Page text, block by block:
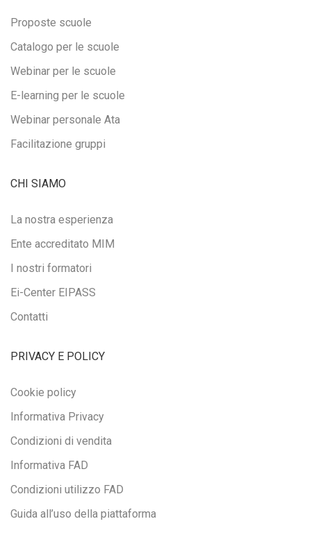
Proposte scuole
Catalogo per le scuole
Webinar per le scuole
E-learning per le scuole
Webinar personale Ata
Facilitazione gruppi
CHI SIAMO
La nostra esperienza
Ente accreditato MIM
I nostri formatori
Ei-Center EIPASS
Contatti
PRIVACY E POLICY
Cookie policy
Informativa Privacy
Condizioni di vendita
Informativa FAD
Condizioni utilizzo FAD
Guida all’uso della piattaforma